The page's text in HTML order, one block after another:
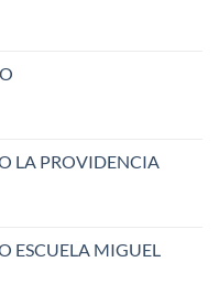
LA PROVIDENCIA
ESCUELA MIGUEL